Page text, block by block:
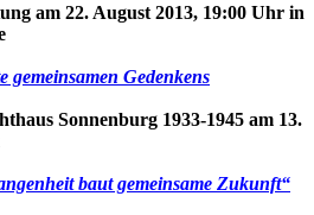
am 22. August 2013, 19:00 Uhr in
gemeinsamen Gedenkens
Sonnenburg 1933-1945 am 13.
baut gemeinsame Zukunft“